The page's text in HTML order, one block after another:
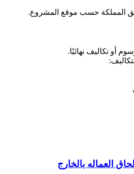
المملكة حسب موقع المشروع.
أو تكاليف نهائيًا.
العماله بالخارج